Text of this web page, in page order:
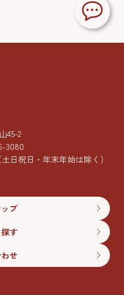
45-2
3080
土日祝日・年末年始は除く）
プ
す
せ